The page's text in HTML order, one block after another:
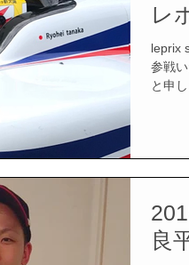
レ
leprix
参戦
と申
良